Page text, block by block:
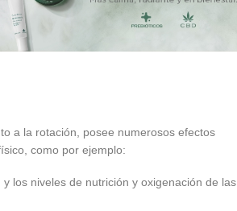
a la rotación, posee numerosos efectos
como por ejemplo:
los niveles de nutrición y oxigenación de las